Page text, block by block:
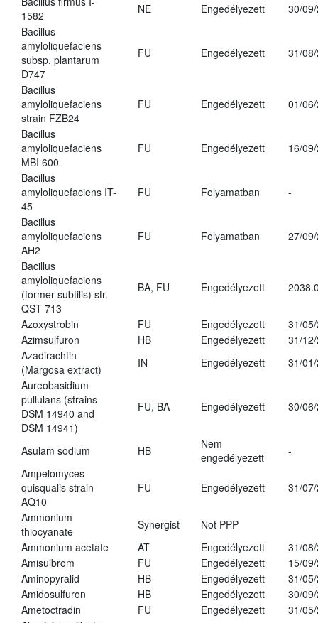
1582
NE Engedélyezett
30/
Bacillus
amyloliquefaciens
subsp. plantarum
D747
FU Engedélyezett 31/
Bacillus
amyloliquefaciens
strain FZB24
FU Engedélyezett 01/
Bacillus
amyloliquefaciens
MBI 600
FU Engedélyezett 16/
Bacillus
amyloliquefaciens IT-
45
FU Folyamatban -
Bacillus
amyloliquefaciens
AH2
FU Folyamatban 27/
Bacillus
amyloliquefaciens
(former subtilis) str.
QST 713
BA, FU Engedélyezett
Azoxystrobin FU Engedélyezett
31/
Azimsulfuron
HB Engedélyezett
31/
Azadirachtin
(Margosa extract)
IN Engedélyezett
31/
Aureobasidium
pullulans (strains
DSM 14940 and
DSM 14941)
FU, BA Engedélyezett 30/
Asulam sodium HB
Nem
engedélyezett
-
Ampelomyces
quisqualis strain
AQ10
FU Engedélyezett 31/
Ammonium
thiocyanate
Synergist
Not PPP
Ammonium acetate
AT Engedélyezett
31/
Amisulbrom
FU Engedélyezett
15/
Aminopyralid
HB Engedélyezett
31/
Amidosulfuron
HB Engedélyezett
30/
Ametoctradin
FU Engedélyezett
31/